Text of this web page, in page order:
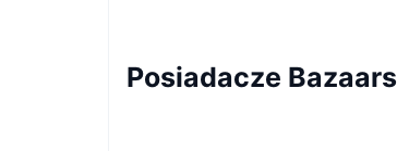
Posiadacze Bazaars